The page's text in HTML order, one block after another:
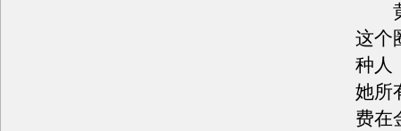
黄
这个
种人
她所
费在